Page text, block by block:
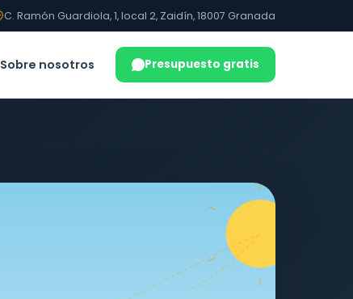
C. Ramón Guardiola, 1, local 2, Zaidín, 18007 Granada
Sobre nosotros Presupuesto gratis